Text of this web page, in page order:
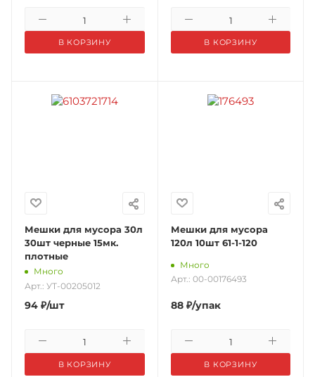
В КОРЗИНУ В КОРЗИНУ
Мешки для мусора 30л
30шт черные 15мк.
плотные
Много
Арт.: УТ-00205012
94 ₽/шт
В КОРЗИНУ
Мешки для мусора
120л 10шт 61-1-120
Много
Арт.: 00-00176493
88₽/упак
В КОРЗИНУ